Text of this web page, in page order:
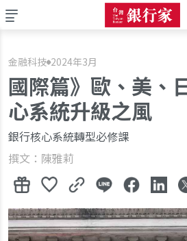
金融科技 2024年3月
國際篇》歐、美、
心系統升級之風
銀行核心系統轉型必修課
撰文：陳雅莉